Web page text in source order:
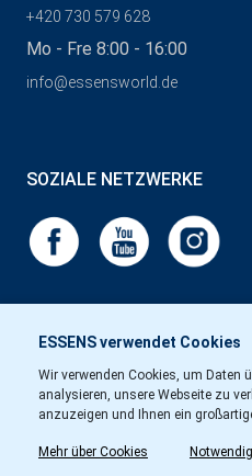
ESSENS verwendet Cookies
Wir verwenden Cookies, um Daten
analysieren, unsere Webseite zu
anzuzeigen und Ihnen ein
Mehr über Cookies
+420 730 579 628
Mo - Fre 8:00 - 16:00
info@essensworld.de
SOZIALE NETZWERKE